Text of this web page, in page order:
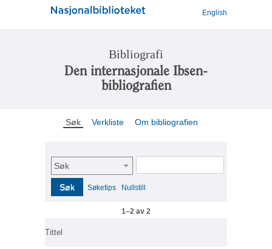
English
Bibliografi
Den internasjonale Ibsen-
bibliografien
Søk Verkliste Om bibliografien
Søk
Søk Søketips Nullstill
1–2 av 2
Tittel